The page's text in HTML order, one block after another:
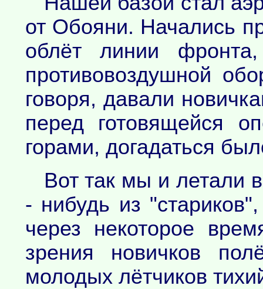
от Обояни. Начались
облёт линии фронта,
противовоздушной
говоря, давали
перед готовящейся
горами, догадаться
Вот так мы и летали
- нибудь из
через некоторое
зрения новичков
молодых лётчиков